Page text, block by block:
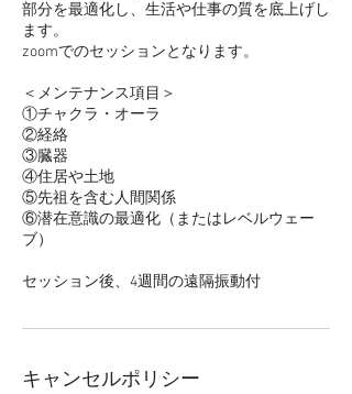
部分を最適化し、生活や仕事の質を底上げし
ます。
zoomでのセッションとなります。
​＜メンテナンス項目＞
①チャクラ・オーラ
②経絡
③臓器
④住居や土地
⑤先祖を含む人間関係
​⑥潜在意識の最適化（またはレベルウェー
ブ）
セッション後、4週間の遠隔振動付
キャンセルポリシー